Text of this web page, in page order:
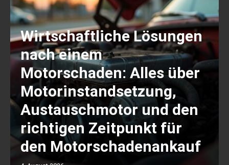
Wirtschaftliche Lösungen
nach einem
Motorschaden: Alles über
Motorinstandsetzung,
Austauschmotor und den
richtigen Zeitpunkt für
den Motorschadenankauf